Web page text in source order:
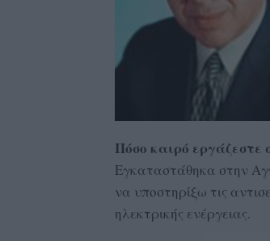
Πόσο καιρό εργάζεστε
Εγκαταστάθηκα στην
να υποστηρίξω τις
ηλεκτρικής ενέργειας.